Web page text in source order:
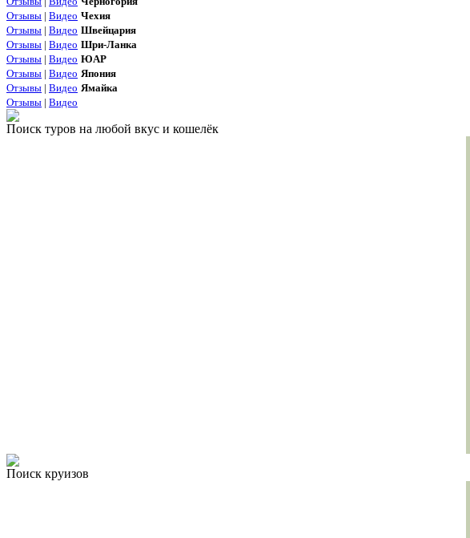
Отзывы | Видео Чехия
Отзывы | Видео Швейцария
Отзывы | Видео Шри-Ланка
Отзывы | Видео ЮАР
Отзывы | Видео Япония
Отзывы | Видео Ямайка
Отзывы | Видео
Поиск туров на любой вкус и кошелёк
Поиск круизов